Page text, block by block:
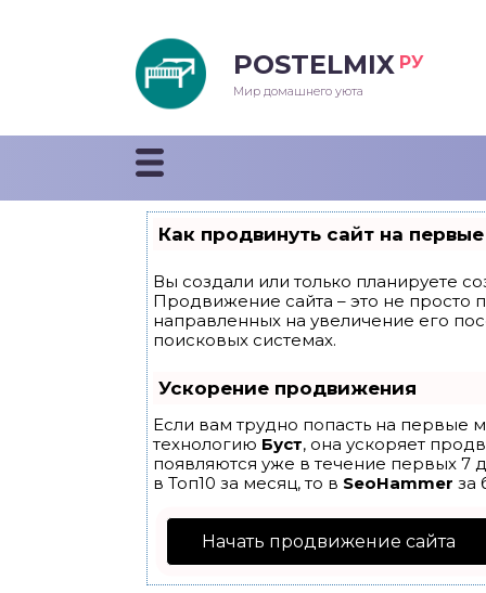
POSTELMIX РУ
Мир домашнего уюта
Как продвинуть сайт на
Вы создали или только планируете
Продвижение сайта – это не просто
направленных на увеличение его
поисковых системах.
Ускорение продвижения
Если вам трудно попасть на первые
технологию Буст, она ускоряет
появляются уже в течение первых 7
в Топ10 за месяц, то в SeoHammer за
Начать продвижение сайта